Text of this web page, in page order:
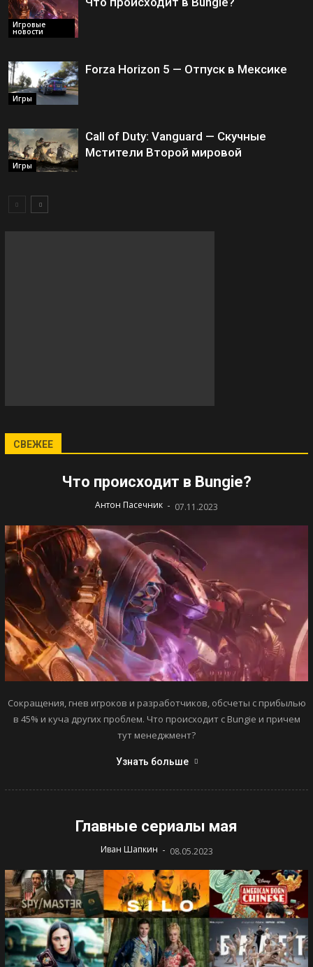
Игровые
новости
Игры
Forza Horizon 5 — Отпуск в Мексике
Игры
Call of Duty: Vanguard — Скучные
Мстители Второй мировой
СВЕЖЕЕ
Что происходит в Bungie?
Антон Пасечник - 07.11.2023
Сокращения, гнев игроков и разработчиков, обсчеты с прибылью
в 45% и куча других проблем. Что происходит с Bungie и причем
тут менеджмент?
Узнать больше
Главные сериалы мая
Иван Шапкин - 08.05.2023